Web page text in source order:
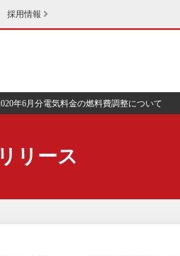
採用情報
力ミライズ
年6月分電気料金の燃料費調整について
リース